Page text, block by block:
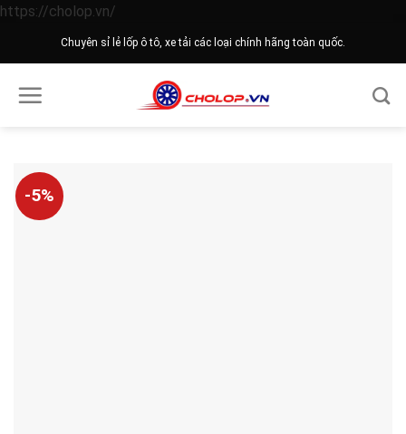
https://cholop.vn/
to
Chuyên sỉ lẻ lốp ô tô, xe tải các loại chính hãng toàn quốc.
-5%